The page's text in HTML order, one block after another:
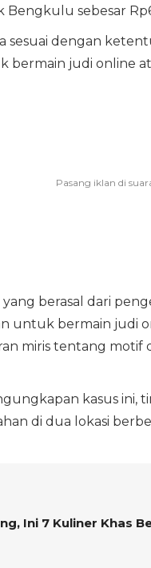
sebesar
sesuai dengan
bermain judi online
yang berasal dari
untuk bermain judi
miris tentang
kasus ini,
di dua lokasi
Ini 7 Kuliner Khas